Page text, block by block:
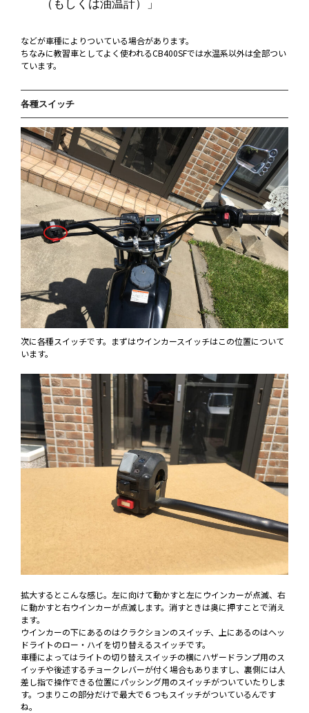
（もしくは油温計）」
などが車種によりついている場合があります。
ちなみに教習車としてよく使われるCB400SFでは水温系以外は全部つい
ています。
各種スイッチ
次に各種スイッチです。まずはウインカースイッチはこの位置について
います。
拡大するとこんな感じ。左に向けて動かすと左にウインカーが点滅、右
に動かすと右ウインカーが点滅します。消すときは奥に押すことで消え
ます。
ウインカーの下にあるのはクラクションのスイッチ、上にあるのはヘッ
ドライトのロー・ハイを切り替えるスイッチです。
車種によってはライトの切り替えスイッチの横にハザードランプ用のス
イッチや後述するチョークレバーが付く場合もありますし、裏側には人
差し指で操作できる位置にパッシング用のスイッチがついていたりしま
す。つまりこの部分だけで最大で６つもスイッチがついているんです
ね。